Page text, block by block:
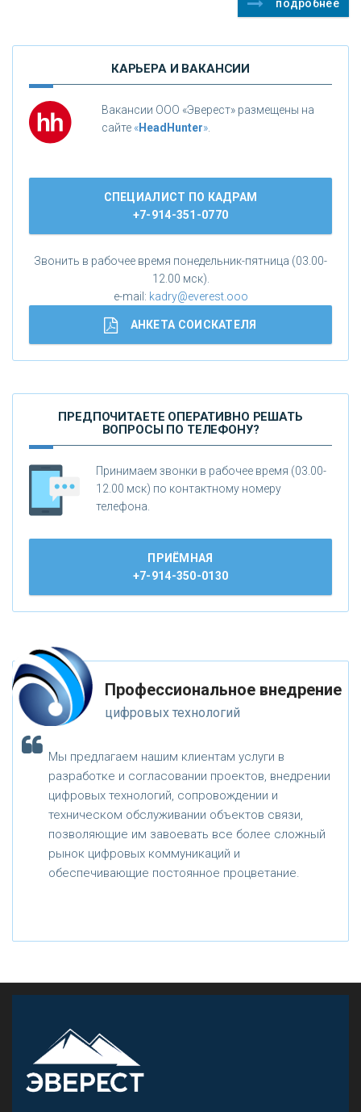
подробнее
КАРЬЕРА И ВАКАНСИИ
Вакансии ООО «Эверест» размещены на
сайте «HeadHunter»
СПЕЦИАЛИСТ ПО КАДРАМ
+7-914-351-0770
Звонить в рабочее время понедельник-пятница (03.00-
12.00 мск).
e-mail: kadry@everest.ooo
АНКЕТА СОИСКАТЕЛЯ
ПРЕДПОЧИТАЕТЕ ОПЕРАТИВНО РЕШАТЬ
ВОПРОСЫ ПО ТЕЛЕФОНУ?
Принимаем звонки в рабочее время (03.00-
12.00 мск) по контактному номеру
телефона.
ПРИЁМНАЯ
+7-914-350-0130
Профессиональное внедрение
цифровых технологий
Мы предлагаем нашим клиентам услуги в
разработке и согласовании проектов, внедрении
цифровых технологий, сопровождении и
техническом обслуживании объектов связи,
позволяющие им завоевать все более сложный
рынок цифровых коммуникаций и
обеспечивающие постоянное процветание.